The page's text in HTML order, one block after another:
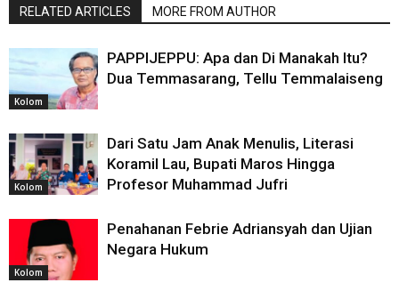
RELATED ARTICLES MORE FROM AUTHOR
Kolom
PAPPIJEPPU: Apa dan Di Manakah Itu?
Dua Temmasarang, Tellu Temmalaiseng
Kolom
Dari Satu Jam Anak Menulis, Literasi
Koramil Lau, Bupati Maros Hingga
Profesor Muhammad Jufri
Kolom
Penahanan Febrie Adriansyah dan Ujian
Negara Hukum